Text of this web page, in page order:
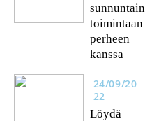
sunnuntain
toimintaan
perheen
kanssa
24/09/20
22
Löydä